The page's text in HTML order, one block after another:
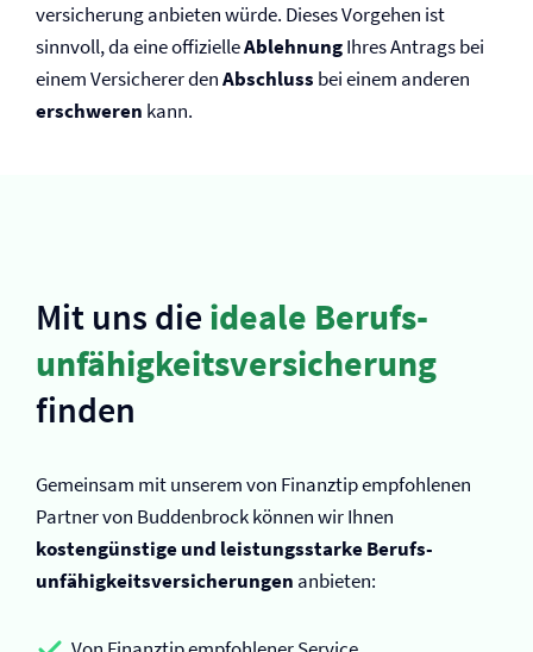
versicherung anbieten würde. Dieses Vorgehen ist
sinnvoll, da eine offizielleAblehnungIhres Antrags bei
einem Versicherer denAbschluss bei einem anderen
erschweren kann.
Mit uns die ideale Berufs­
unfähigkeits­versicherung
finden
Gemeinsam mit unserem von Finanztip empfohlenen
Partner von Buddenbrock können wir Ihnen
kostengünstige und leistungsstarke Berufs­
unfähigkeits­versicherungen anbieten: